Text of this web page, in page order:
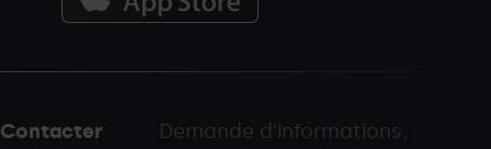
del
-
Contacter
Demande d'informations,